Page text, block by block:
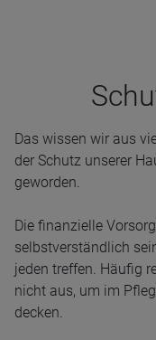
Das wissen wir aus
der Schutz unserer
geworden.
Die finanzielle
selbstverständlich
jeden treffen. Häufig
nicht aus, um im
decken.